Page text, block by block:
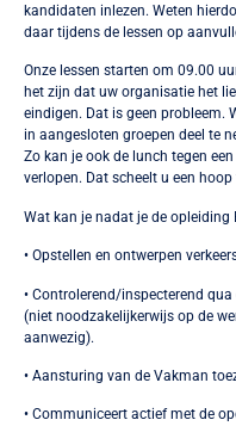
kandidaten inlezen. Weten
daar tijdens de lessen op
Onze lessen starten om 09.00
het zijn dat uw organisatie het
eindigen. Dat is geen probleem.
in aangesloten groepen deel te
Zo kan je ook de lunch tegen
verlopen. Dat scheelt u een hoop
Wat kan je nadat je de opleiding
• Opstellen en ontwerpen
• Controlerend/inspecterend
(niet noodzakelijkerwijs op de
aanwezig).
• Aansturing van de Vakman
• Communiceert actief met de